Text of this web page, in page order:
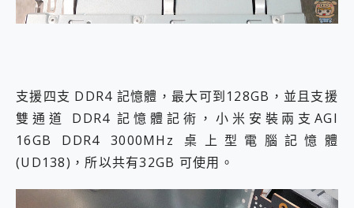
支援四支 DDR4 記憶體，最大可到128GB，並且支援
雙通道 DDR4 記憶體記術，小米安裝兩支AGI
16GB DDR4 3000MHz 桌上型電腦記憶體
(UD138)，所以共有32GB 可使用。